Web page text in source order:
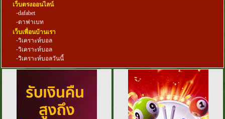
เว็บตรงออนไลน์
-dafabet
-ดาฟาเบท
เว็บเพื่อนบ้านเรา
-วิเคราะห์บอล
-วิเคราะห์บอล
-วิเคราะห์บอลวันนี้